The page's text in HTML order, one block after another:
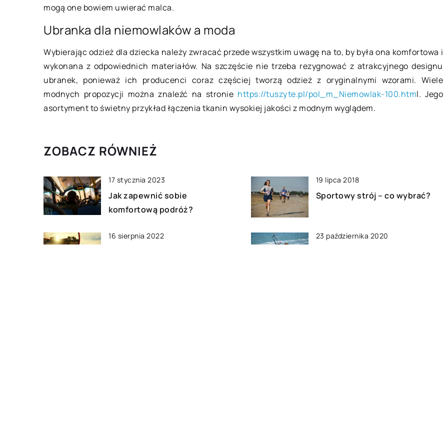
mogą one bowiem uwierać malca.
Ubranka dla niemowlaków a moda
Wybierając odzież dla dziecka należy zwracać przede wszystkim uwagę na to, by była ona komfortowa i
wykonana z odpowiednich materiałów. Na szczęście nie trzeba rezygnować z atrakcyjnego designu
ubranek, ponieważ ich producenci coraz częściej tworzą odzież z oryginalnymi wzorami. Wiele
modnych propozycji można znaleźć na stronie https://tuszyte.pl/pol_m_Niemowlak-100.html. Jego
asortyment to świetny przykład łączenia tkanin wysokiej jakości z modnym wyglądem.
ZOBACZ RÓWNIEŻ
17 stycznia 2023
Jak zapewnić sobie
komfortową podróż?
19 lipca 2018
Sportowy strój – co wybrać?
16 sierpnia 2022 23 października 2020
pracowników jest dla
się oni sprawdzić ją już na
kwalifikacyjnych,
odpowiednie pytania. […]
Sen malucha jest wyjątkowo ważny
rodzica. Oznacza on bowiem nie
tylko spokój samego dziecka, ale
również […]
rozrywek, atrakcji […]